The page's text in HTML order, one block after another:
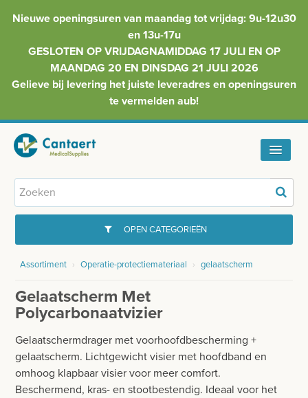
Nieuwe openingsuren van maandag tot vrijdag: 9u-12u30
en 13u-17u
GESLOTEN OP VRIJDAGNAMIDDAG 17 JULI EN OP
MAANDAG 20 EN DINSDAG 21 JULI 2026
Gelieve bij levering het juiste leveradres en openingsuren
te vermelden aub!
HOME
BESURGICAL - INSTRUMENTARIUM
OPERATIE SETS
CONTACT
OPEN CATEGORIEËN
GYNAECOLOGIE
INJECTIEMATERIAAL
WOND- EN VERBANDMATERIAAL
HANDSCHOENEN
HECHTINGSMATERIAAL
Assortiment › Operatie-protectiemateriaal › gelaatscherm
Gelaatscherm Met
Polycarbonaatvizier
Gelaatschermdrager met voorhoofdbescherming +
gelaatscherm. Lichtgewicht visier met hoofdband en
omhoog klapbaar visier voor meer comfort.
Beschermend, kras- en stootbestendig. Ideaal voor het